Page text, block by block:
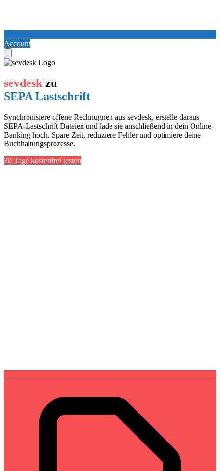
Account
sevdeskzu
SEPA Lastschrift
Synchronisiere offene Rechnugnen aus sevdesk, erstelle daraus
SEPA-Lastschrift Dateien und lade sie anschließend in dein Online-
Banking hoch. Spare Zeit, reduziere Fehler und optimiere deine
Buchhaltungsprozesse.
30 Tage kostenfrei testen